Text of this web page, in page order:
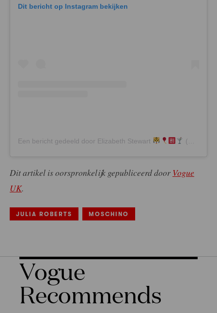
Dit bericht op Instagram bekijken
Een bericht gedeeld door Elizabeth Stewart (@elizabethstewart1)
Dit artikel is oorspronkelijk gepubliceerd door Vogue
UK.
JULIA ROBERTS MOSCHINO
Vogue
Recommends